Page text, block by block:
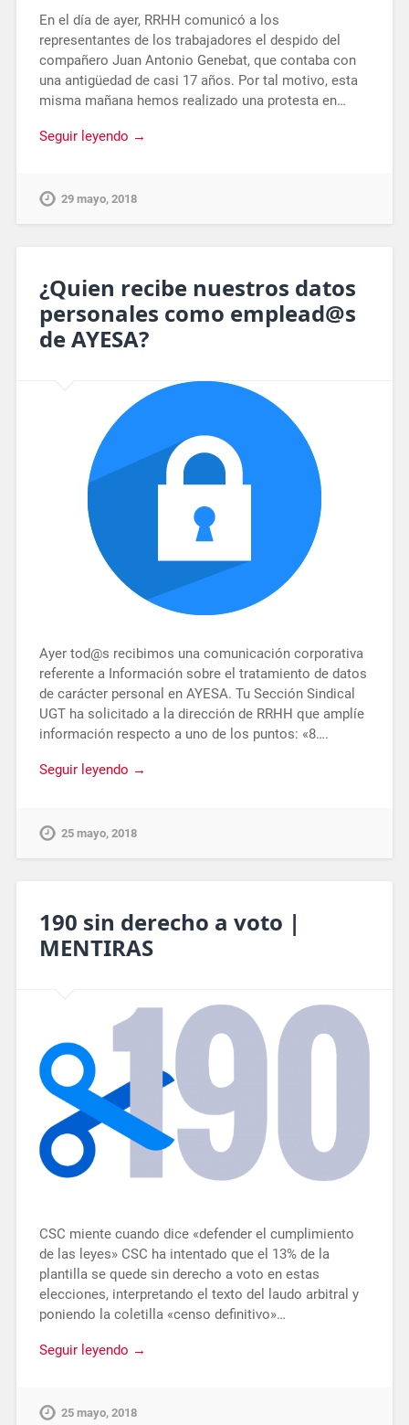
En el día de ayer, RRHH comunicó a los
representantes de los trabajadores el despido del
compañero Juan Antonio Genebat, que contaba con
una antigüedad de casi 17 años. Por tal motivo, esta
misma mañana hemos realizado una protesta en…
Seguir leyendo →
29 mayo, 2018
¿Quien recibe nuestros datos
personales como emplead@s
de AYESA?
Ayer tod@s recibimos una comunicación corporativa
referente a Información sobre el tratamiento de datos
de carácter personal en AYESA. Tu Sección Sindical
UGT ha solicitado a la dirección de RRHH que amplíe
información respecto a uno de los puntos: «8….
Seguir leyendo →
25 mayo, 2018
190 sin derecho a voto |
MENTIRAS
CSC miente cuando dice «defender el cumplimiento
de las leyes» CSC ha intentado que el 13% de la
plantilla se quede sin derecho a voto en estas
elecciones, interpretando el texto del laudo arbitral y
poniendo la coletilla «censo definitivo»…
Seguir leyendo →
25 mayo, 2018